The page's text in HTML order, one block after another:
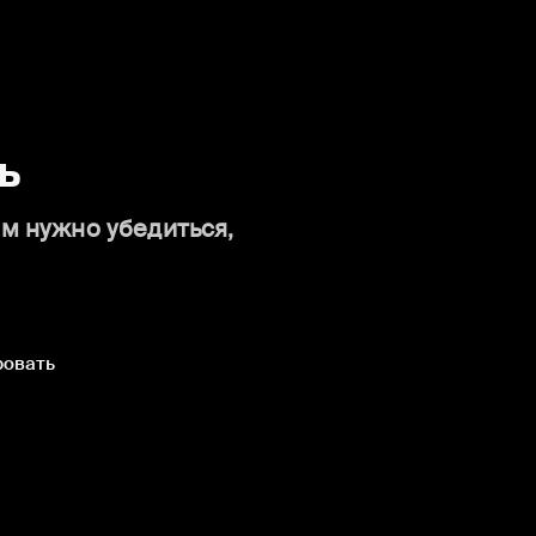
нужно убедиться,